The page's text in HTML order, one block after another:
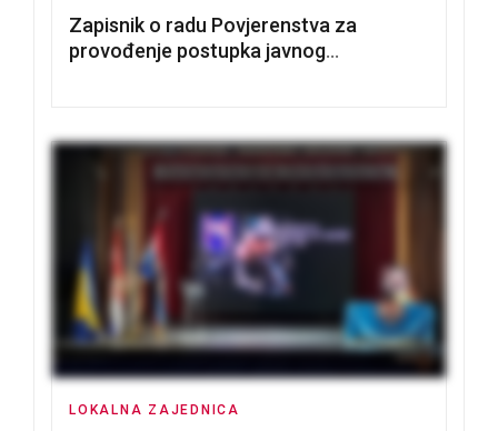
Zapisnik o radu Povjerenstva za
provođenje postupka javnog
LOKALNA ZAJEDNICA